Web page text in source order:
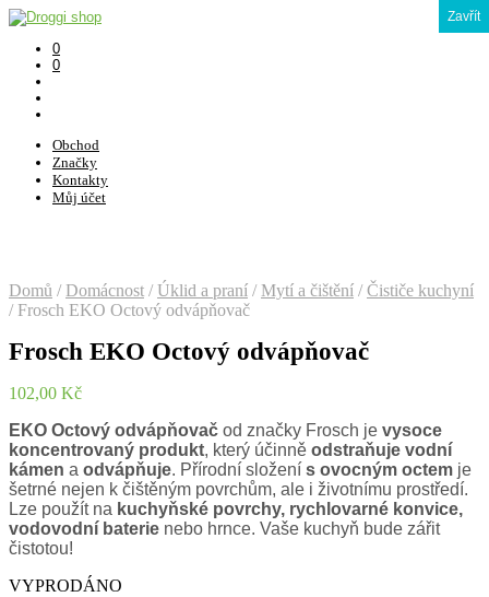
0
0
Obchod
Značky
Kontakty
Můj účet
Domů / Domácnost / Úklid a praní / Mytí a čištění / Čističe kuchyní
/Frosch EKO Octový odvápňovač
Frosch EKO Octový odvápňovač
102,00 Kč
EKO Octový odvápňovač od značky Frosch je vysoce
koncentrovaný produkt, který účinně odstraňuje vodní
kámen a odvápňuje. Přírodní složení s ovocným octem je
šetrné nejen k čištěným povrchům, ale i životnímu prostředí.
Lze použít na kuchyňské povrchy, rychlovarné konvice,
vodovodní baterie nebo hrnce. Vaše kuchyň bude zářit
čistotou!
VYPRODÁNO
Zavřít